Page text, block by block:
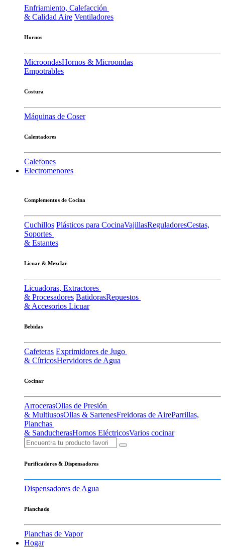
Enfriamiento, Calefacción
& Calidad Aire Ventiladores
Hornos
MicroondasHornos & Microondas
Empotrables
Costura
Máquinas de Coser
Calentadores
Calefones
Electromenores
Complementos de Cocina
Cuchillos Plásticos para CocinaVajillasReguladoresCestas,
Soportes
& Estantes
Licuar & Mezclar
Licuadoras, Extractores
& Procesadores BatidorasRepuestos
& Accesorios Licuar
Bebidas
Cafeteras Exprimidores de Jugo
& CítricosHervidores de Agua
Cocinar
ArrocerasOllas de Presión
& MultiusosOllas & SartenesFreidoras de AireParrillas,
Planchas
& SanducherasHornos EléctricosVarios cocinar
Purificadores & Dispensadores
Dispensadores de Agua
Planchado
Planchas de Vapor
Hogar